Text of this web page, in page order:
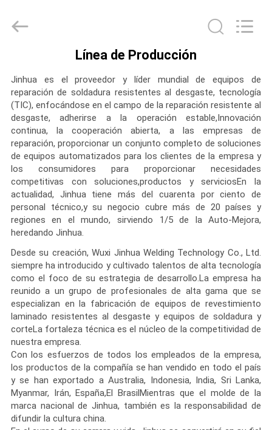
PRODUCTOS
SOBRE
NOSOTROS
VIAJE
DE
FÁBRICA
CONTROL
DE
CALIDAD
ÉNTRENOS
EN
CONTACTO
dura
Proveedor.
claddingweldingmachine.com.
Rights
Reserved.
Developed
Línea de Producción
Jinhua es el proveedor y líder mundial de equipos de
reparación de soldadura resistentes al desgaste, tecnología
(TIC), enfocándose en el campo de la reparación resistente al
desgaste, adherirse a la operación estable,Innovación
continua, la cooperación abierta, a las empresas de
reparación, proporcionar un conjunto completo de soluciones
de equipos automatizados para los clientes de la empresa y
los consumidores para proporcionar necesidades
competitivas con soluciones,productos y serviciosEn la
actualidad, Jinhua tiene más del cuarenta por ciento de
personal técnico,y su negocio cubre más de 20 países y
regiones en el mundo, sirviendo 1/5 de la Auto-Mejora,
heredando Jinhua.
Desde su creación, Wuxi Jinhua Welding Technology Co., Ltd.
siempre ha introducido y cultivado talentos de alta tecnología
como el foco de su estrategia de desarrollo.La empresa ha
reunido a un grupo de profesionales de alta gama que se
especializan en la fabricación de equipos de revestimiento
laminado resistentes al desgaste y equipos de soldadura y
corteLa fortaleza técnica es el núcleo de la competitividad de
nuestra empresa.
Con los esfuerzos de todos los empleados de la empresa,
los productos de la compañía se han vendido en todo el país
y se han exportado a Australia, Indonesia, India, Sri Lanka,
Myanmar, Irán, España,El BrasilMientras que el molde de la
marca nacional de Jinhua, también es la responsabilidad de
difundir la cultura china.